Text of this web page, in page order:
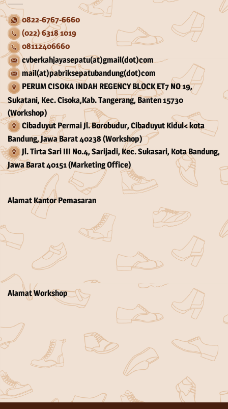
0822-6767-6660
(022) 6318 1019
08112406660
cvberkahjayasepatu(at)gmail(dot)com
mail(at)pabriksepatubandung(dot)com
PERUM CISOKA INDAH REGENCY BLOCK ET7 NO 19,
Sukatani, Kec. Cisoka,Kab. Tangerang, Banten 15730
(Workshop)
Cibaduyut Permai Jl. Borobudur, Cibaduyut Kidul< kota
Bandung, Jawa Barat 40238 (Workshop)
Jl. Tirta Sari III No.4, Sarijadi, Kec. Sukasari, Kota Bandung,
Jawa Barat 40151 (Marketing Office)
Alamat Kantor Pemasaran
Alamat Workshop